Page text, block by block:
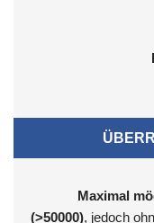
Maximal
(>50000), jedoch